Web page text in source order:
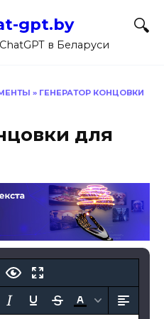
gpt.by
в Беларуси
» ГЕНЕРАТОР КОНЦОВКИ
для